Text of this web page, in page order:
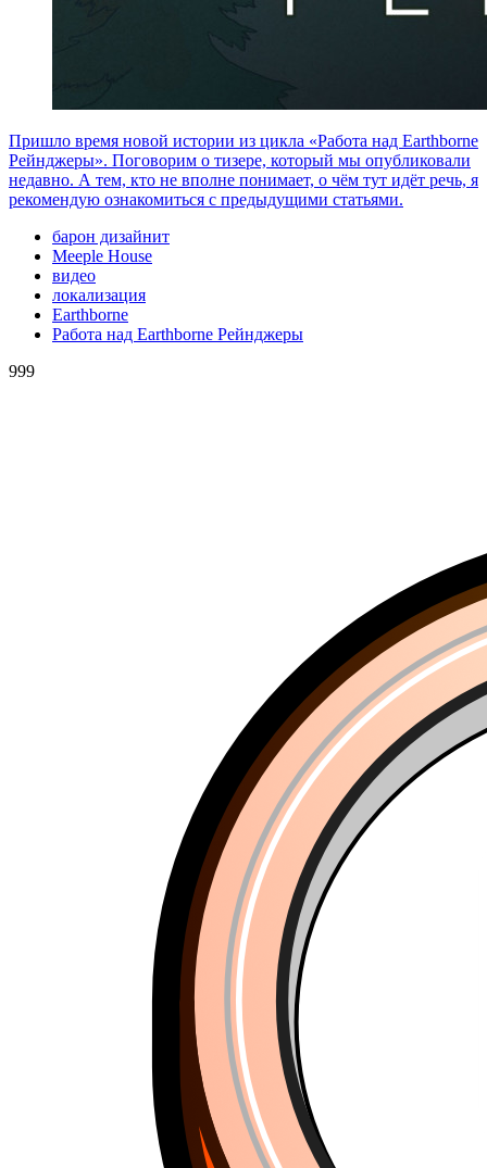
Пришло время новой истории из цикла «Работа над Earthborne
Рейнджеры». Поговорим о тизере, который мы опубликовали
недавно. А тем, кто не вполне понимает, о чём тут идёт речь, я
рекомендую ознакомиться с предыдущими статьями.
барон дизайнит
Meeple House
видео
локализация
Earthborne
Работа над Earthborne Рейнджеры
999